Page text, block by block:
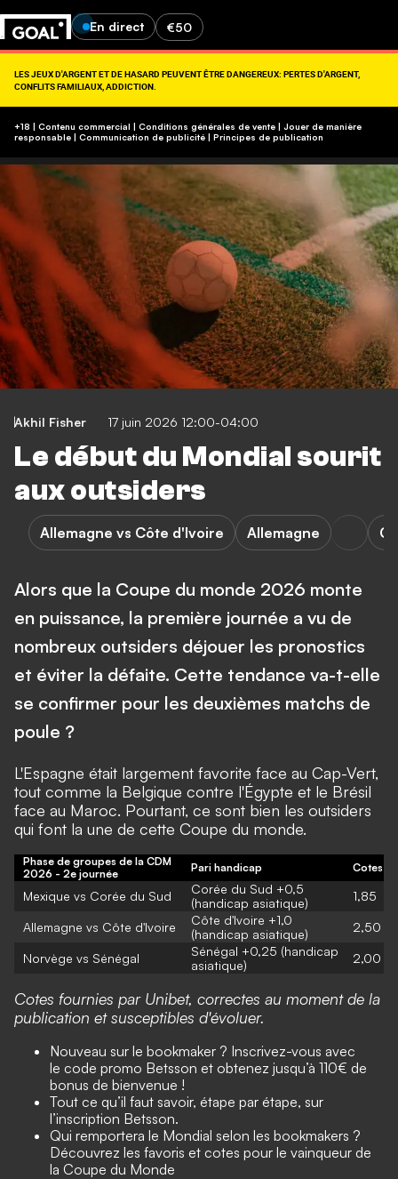
En direct €50
LES JEUX D'ARGENT ET DE HASARD PEUVENT ÊTRE DANGEREUX: PERTES D'ARGENT,
CONFLITS FAMILIAUX, ADDICTION.
https://www.joueurs-info-service.fr/
+18 | Contenu commercial | Conditions générales de vente | Jouer de manière
responsable | Communication de publicité | Principes de publication
Akhil Fisher 17 juin 2026 12:00-04:00
Le début du Mondial sourit
aux outsiders
Allemagne vs Côte d'Ivoire Allemagne
Alors que la Coupe du monde 2026 monte
en puissance, la première journée a vu de
nombreux outsiders déjouer les pronostics
et éviter la défaite. Cette tendance va-t-elle
se confirmer pour les deuxièmes matchs de
poule ?
L'Espagne était largement favorite face au Cap-Vert,
tout comme la Belgique contre l'Égypte et le Brésil
face au Maroc. Pourtant, ce sont bien les outsiders
qui font la une de cette Coupe du monde.
Phase de groupes de la CDM
2026 - 2e journée
Pari handicap Cotes
Mexique vs Corée du Sud
Corée du Sud +0,5
(handicap asiatique)
1,85
Allemagne vs Côte d'Ivoire
Côte d'Ivoire +1,0
(handicap asiatique)
2,50
Norvège vs Sénégal
Sénégal +0,25 (handicap
asiatique)
2,00
Cotes fournies par Unibet, correctes au moment de la
publication et susceptibles d'évoluer.
Nouveau sur le bookmaker ? Inscrivez-vous avec
le code promo Betsson et obtenez jusqu’à 110€ de
bonus de bienvenue !
Tout ce qu’il faut savoir, étape par étape, sur
l’inscription Betsson.
Qui remportera le Mondial selon les bookmakers ?
Découvrez les favoris et cotes pour le vainqueur de
la Coupe du Monde